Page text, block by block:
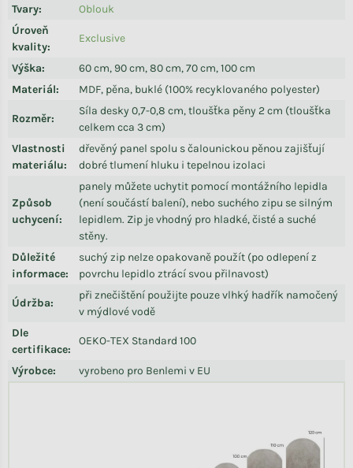
Tvary:
Oblouk
Úroveň
kvality:
Exclusive
Výška:
60 cm, 90 cm, 80 cm, 70 cm, 100 cm
Materiál: MDF, pěna, buklé (100% recyklovaného polyester)
Rozměr:
Síla desky 0,7-0,8 cm, tloušťka pěny 2 cm (tloušťka
celkem cca 3 cm)
Vlastnosti
materiálu:
dřevěný panel spolu s čalounickou pěnou zajišťují
dobré tlumení hluku i tepelnou izolaci
Způsob
uchycení:
panely můžete uchytit pomocí montážního lepidla
(není součástí balení), nebo suchého zipu se silným
lepidlem. Zip je vhodný pro hladké, čisté a suché
stěny.
Důležité
informace:
suchý zip nelze opakovaně použít (po odlepení z
povrchu lepidlo ztrácí svou přilnavost)
Údržba:
při znečištění použijte pouze vlhký hadřík namočený
v mýdlové vodě
Dle
certifikace:
OEKO-TEX Standard 100
Výrobce: vyrobeno pro Benlemi v EU